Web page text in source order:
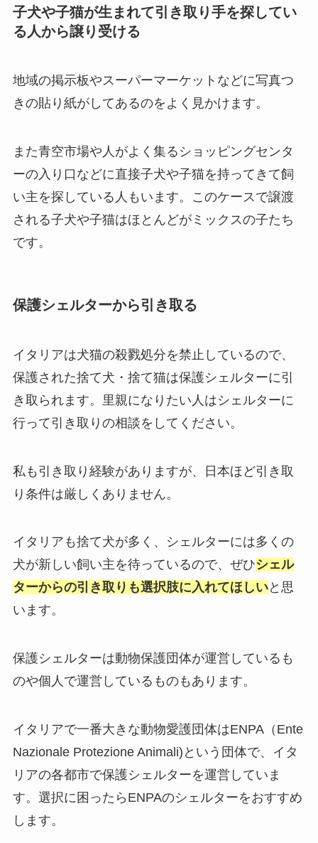
子犬や子猫が生まれて引き取り手を探してい
る人から譲り受ける
地域の掲示板やスーパーマーケットなどに写真つ
きの貼り紙がしてあるのをよく見かけます。
また青空市場や人がよく集るショッピングセンタ
ーの入り口などに直接子犬や子猫を持ってきて飼
い主を探している人もいます。このケースで譲渡
される子犬や子猫はほとんどがミックスの子たち
です。
保護シェルターから引き取る
イタリアは犬猫の殺戮処分を禁止しているので、
保護された捨て犬・捨て猫は保護シェルターに引
き取られます。里親になりたい人はシェルターに
行って引き取りの相談をしてください。
私も引き取り経験がありますが、日本ほど引き取
り条件は厳しくありません。
イタリアも捨て犬が多く、シェルターには多くの
犬が新しい飼い主を待っているので、ぜひシェル
ターからの引き取りも選択肢に入れてほしいと思
います。
保護シェルターは動物保護団体が運営しているも
のや個人で運営しているものもあります。
イタリアで一番大きな動物愛護団体はENPA（Ente
Nazionale Protezione Animali)という団体で、イタ
リアの各都市で保護シェルターを運営していま
す。選択に困ったらENPAのシェルターをおすすめ
します。